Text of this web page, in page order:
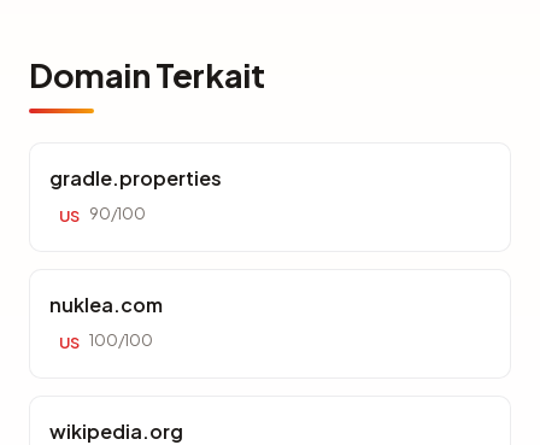
Domain Terkait
gradle.properties
US 90/100
nuklea.com
US 100/100
wikipedia.org